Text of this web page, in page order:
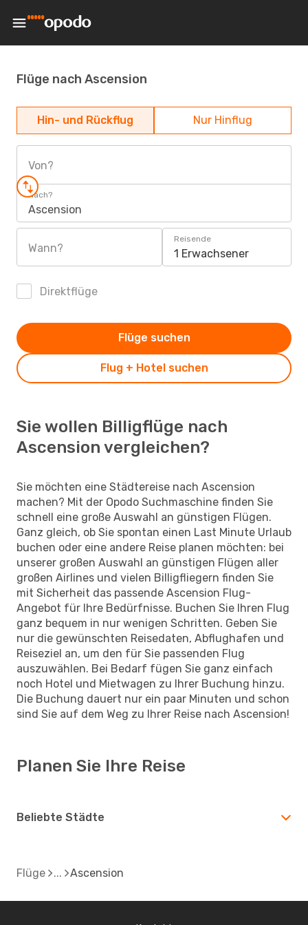
Flüge nach Ascension
Hin- und Rückflug Nur Hinflug
Von?
Nach?
Ascension
Wann?
Reisende
1 Erwachsener
Direktflüge
Flug + Hotel suchen
Flüge suchen
Sie wollen Billigflüge nach
Ascension vergleichen?
Sie möchten eine Städtereise nach Ascension
machen? Mit der Opodo Suchmaschine finden Sie
schnell eine große Auswahl an günstigen Flügen.
Ganz gleich, ob Sie spontan einen Last Minute Urlaub
buchen oder eine andere Reise planen möchten: bei
unserer großen Auswahl an günstigen Flügen aller
großen Airlines und vielen Billigfliegern finden Sie
mit Sicherheit das passende Ascension Flug-
Angebot für Ihre Bedürfnisse. Buchen Sie Ihren Flug
ganz bequem in nur wenigen Schritten. Geben Sie
nur die gewünschten Reisedaten, Abflughafen und
Reiseziel an, um den für Sie passenden Flug
auszuwählen. Bei Bedarf fügen Sie ganz einfach
noch Hotel und Mietwagen zu Ihrer Buchung hinzu.
Die Buchung dauert nur ein paar Minuten und schon
sind Sie auf dem Weg zu Ihrer Reise nach Ascension!
Planen Sie Ihre Reise
Beliebte Städte
Flüge Ascension